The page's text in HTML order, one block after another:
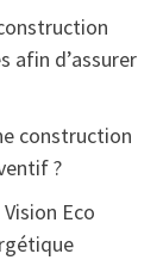
afin d’assurer
construction
?
Eco